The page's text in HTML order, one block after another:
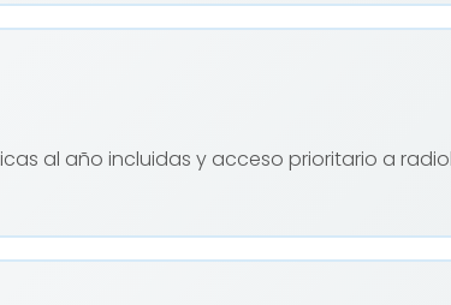
al año incluidas y acceso prioritario a